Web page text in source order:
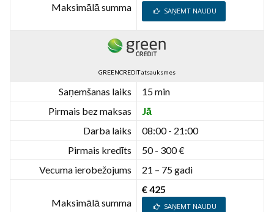
Maksimālā summa SAŅEMT NAUDU
GREENCREDIT atsauksmes
Saņemšanas laiks
15 min
Pirmais bez maksas
Jā
Darba laiks
08:00 - 21:00
Pirmais kredīts
50 - 300 €
Vecuma ierobežojums
21 – 75 gadi
Maksimālā summa
€ 425
SAŅEMT NAUDU